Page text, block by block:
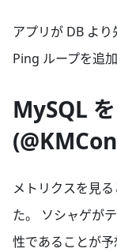
アプリが DB よ
Ping ループを追
MySQL
メトリクスを見
た。 ソシャゲが
性であることが